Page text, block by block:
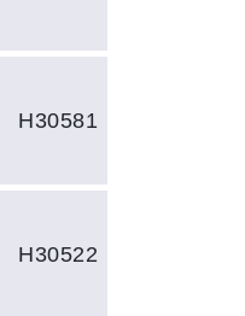
H30581
H30522